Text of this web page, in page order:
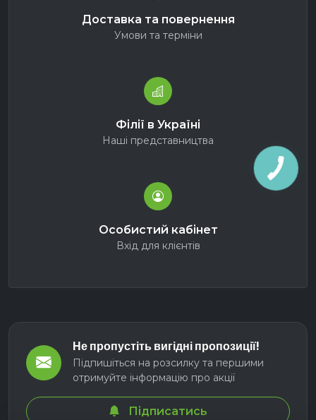
Доставка та повернення
Умови та терміни
Філії в Україні
Наші представництва
Особистий кабінет
Вхід для клієнтів
Не пропустіть вигідні пропозиції!
Підпишіться на розсилку та першими
отримуйте інформацію про акції
Підписатись